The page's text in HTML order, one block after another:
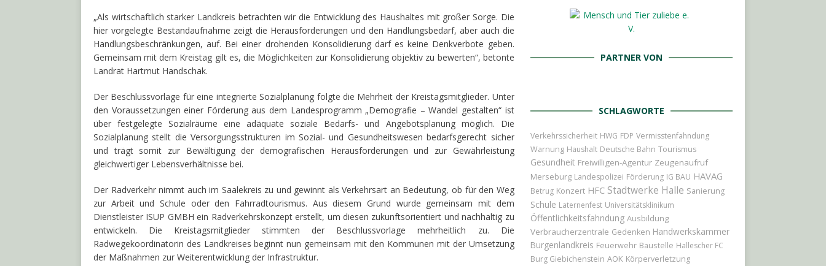
„Als wirtschaftlich starker Landkreis betrachten wir die Entwicklung des Haushaltes mit großer Sorge. Die
hier vorgelegte Bestandaufnahme zeigt die Herausforderungen und den Handlungsbedarf, aber auch die
Handlungsbeschränkungen, auf. Bei einer drohenden Konsolidierung darf es keine Denkverbote geben.
Gemeinsam mit dem Kreistag gilt es, die Möglichkeiten zur Konsolidierung objektiv zu bewerten“, betonte
Landrat Hartmut Handschak.
Der Beschlussvorlage für eine integrierte Sozialplanung folgte die Mehrheit der Kreistagsmitglieder. Unter
den Voraussetzungen einer Förderung aus dem Landesprogramm „Demografie – Wandel gestalten“ ist
über festgelegte Sozialräume eine adäquate soziale Bedarfs- und Angebotsplanung möglich. Die
Sozialplanung stellt die Versorgungsstrukturen im Sozial- und Gesundheitswesen bedarfsgerecht sicher
und trägt somit zur Bewältigung der demografischen Herausforderungen und zur Gewährleistung
gleichwertiger Lebensverhältnisse bei.
Der Radverkehr nimmt auch im Saalekreis zu und gewinnt als Verkehrsart an Bedeutung, ob für den Weg
zur Arbeit und Schule oder den Fahrradtourismus. Aus diesem Grund wurde gemeinsam mit dem
Dienstleister ISUP GMBH ein Radverkehrskonzept erstellt, um diesen zukunftsorientiert und nachhaltig zu
entwickeln. Die Kreistagsmitglieder stimmten der Beschlussvorlage mehrheitlich zu. Die
Radwegekoordinatorin des Landkreises beginnt nun gemeinsam mit den Kommunen mit der Umsetzung
der Maßnahmen zur Weiterentwicklung der Infrastruktur.
PARTNER VON
SCHLAGWORTE
Verkehrssicherheit HWG FDP Vermisstenfahndung
Warnung Haushalt Deutsche Bahn Tourismus
Gesundheit Freiwilligen-Agentur Zeugenaufruf
Merseburg Landespolizei Förderung IG BAU HAVAG
Betrug Konzert HFC Stadtwerke Halle Sanierung
Schule Laternenfest Universitätsklinikum
Öffentlichkeitsfahndung Ausbildung
Verbraucherzentrale Gedenken Handwerkskammer
Burgenlandkreis Feuerwehr Baustelle Hallescher FC
Burg Giebichenstein AOK Körperverletzung